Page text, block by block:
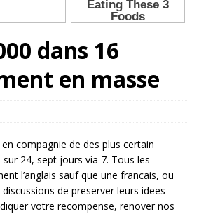
dans 16
en masse
compagnie de des plus certain
24, sept jours via 7. Tous les
l’anglais sauf que une francais, ou
de preserver leurs idees
votre recompense, renover nos